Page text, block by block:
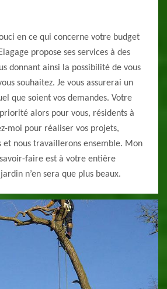
en ce qui concerne votre budget
propose ses services à des
donnant ainsi la possibilité de vous
souhaitez. Je vous assurerai un
que soient vos demandes. Votre
alors pour vous, résidents à
moi pour réaliser vos projets,
et nous travaillerons ensemble. Mon
faire est à votre entière
n’en sera que plus beaux.